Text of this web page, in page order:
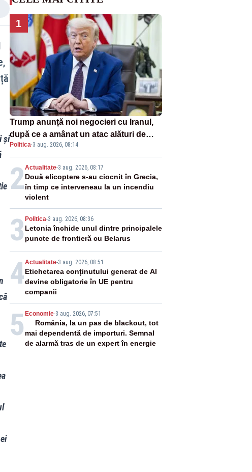
și
1
Trump anunță noi negocieri cu Iranul,
după ce a amânat un atac alături de
Israel
Politica·3 aug. 2026, 08:14
2Actualitate-3 aug. 2026, 08:17
Două elicoptere s-au ciocnit în Grecia,
în timp ce interveneau la un incendiu
violent
3 Politica-3 aug. 2026, 08:36
Letonia închide unul dintre principalele
puncte de frontieră cu Belarus
4Actualitate-3 aug. 2026, 08:51
Etichetarea conținutului generat de AI
devine obligatorie în UE pentru
companii
5 Economie-3 aug. 2026, 07:51
România, la un pas de blackout, tot
mai dependentă de importuri. Semnal
de alarmă tras de un expert în energie